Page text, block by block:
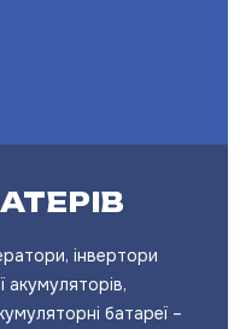
інвертори
батареї –